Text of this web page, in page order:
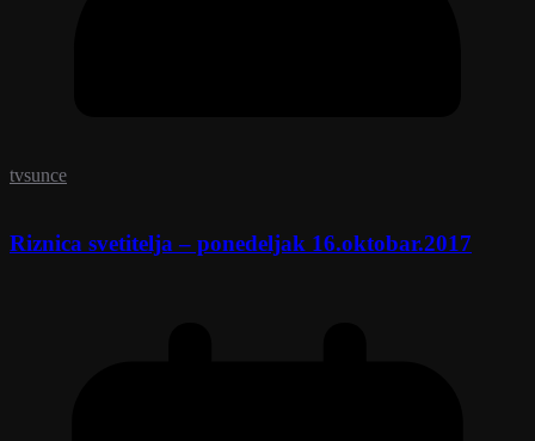
tvsunce
Riznica svetitelja – ponedeljak 16.oktobar.2017